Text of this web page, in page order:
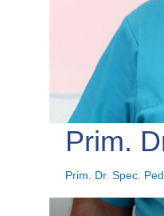
Prim.
Prim. Dr. Spec.